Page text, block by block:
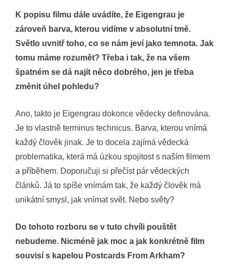
K popisu filmu dále uvádíte, že Eigengrau je
zároveň barva, kterou vidíme v absolutní tmě.
Světlo uvnitř toho, co se nám jeví jako temnota. Jak
tomu máme rozumět? Třeba i tak, že na všem
špatném se dá najít něco dobrého, jen je třeba
změnit úhel pohledu?
Ano, takto je Eigengrau dokonce vědecky definována.
Je to vlastně terminus technicus. Barva, kterou vnímá
každý člověk jinak. Je to docela zajímá vědecká
problematika, která má úzkou spojitost s naším filmem
a příběhem. Doporučuji si přečíst pár vědeckých
článků. Já to spíše vnímám tak, že každý člověk má
unikátní smysl, jak vnímat svět. Nebo světy?
Do tohoto rozboru se v tuto chvíli pouštět
nebudeme. Nicméně jak moc a jak konkrétně film
souvisí s kapelou Postcards From Arkham?